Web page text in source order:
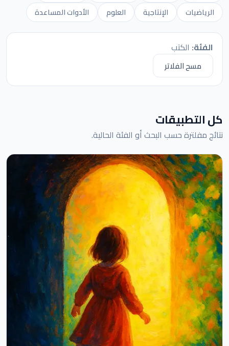
الرياضيات
الإنتاجية العلوم الأدوات المساعدة
الفئة: الكتب
مسح الفلاتر
كل التطبيقات
نتائج مفلترة حسب البحث أو الفئة الحالية.